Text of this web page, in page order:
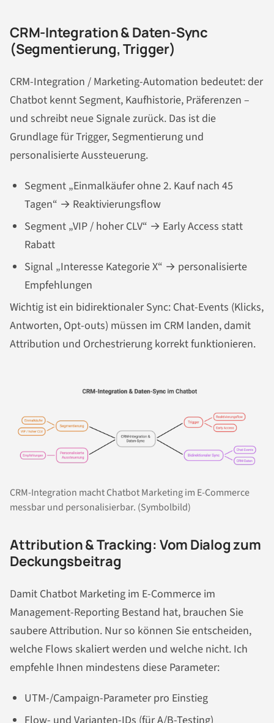
CRM-Integration & Daten-Sync
(Segmentierung, Trigger)
CRM-Integration / Marketing-Automation bedeutet: der
Chatbot kennt Segment, Kaufhistorie, Präferenzen –
und schreibt neue Signale zurück. Das ist die
Grundlage für Trigger, Segmentierung und
personalisierte Aussteuerung.
Segment „Einmalkäufer ohne 2. Kauf nach 45
Tagen“ → Reaktivierungsflow
Segment „VIP / hoher CLV“ → Early Access statt
Rabatt
Signal „Interesse Kategorie X“ → personalisierte
Empfehlungen
Wichtig ist ein bidirektionaler Sync: Chat-Events (Klicks,
Antworten, Opt-outs) müssen im CRM landen, damit
Attribution und Orchestrierung korrekt funktionieren.
CRM-Integration macht Chatbot Marketing im E-Commerce
messbar und personalisierbar. (Symbolbild)
Attribution & Tracking: Vom Dialog zum
Deckungsbeitrag
Damit Chatbot Marketing im E-Commerce im
Management-Reporting Bestand hat, brauchen Sie
saubere Attribution. Nur so können Sie entscheiden,
welche Flows skaliert werden und welche nicht. Ich
empfehle Ihnen mindestens diese Parameter:
UTM-/Campaign-Parameter pro Einstieg